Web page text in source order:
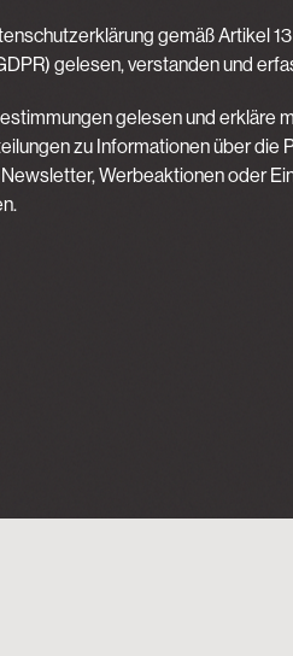
gemäßArtikel
gelesen, verstanden und
gelesen und erkläre
zu Informationen über die
Werbeaktionen oder